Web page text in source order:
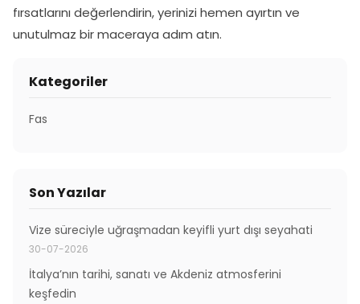
fırsatlarını değerlendirin, yerinizi hemen ayırtın ve
unutulmaz bir maceraya adım atın.
Kategoriler
Fas
Son Yazılar
Vize süreciyle uğraşmadan keyifli yurt dışı seyahati
30-07-2026
İtalya’nın tarihi, sanatı ve Akdeniz atmosferini
keşfedin